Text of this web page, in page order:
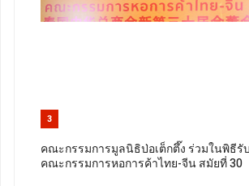
3
คณะกรรมการมูลนิธิป่อเต็กตึ๊ง ร่วมในพิธีรั
คณะกรรมการหอการค้าไทย-จีน สมัยที่ 30